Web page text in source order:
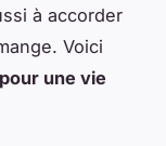
à accorder
Voici
une vie